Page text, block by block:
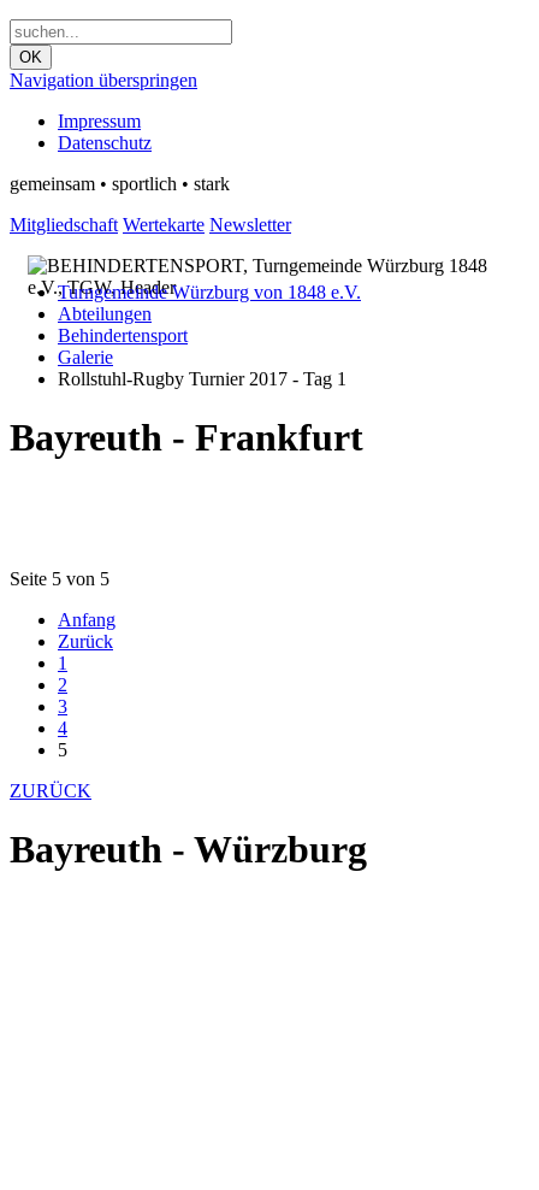
OK
Navigation überspringen
Impressum
Datenschutz
gemeinsam • sportlich • stark
Mitgliedschaft Wertekarte Newsletter
Turngemeinde Würzburg von 1848 e.V.
Abteilungen
Behindertensport
Galerie
Rollstuhl-Rugby Turnier 2017 - Tag 1
Bayreuth - Frankfurt
Seite 5 von 5
Anfang
Zurück
1
2
3
4
5
ZURÜCK
Bayreuth - Würzburg